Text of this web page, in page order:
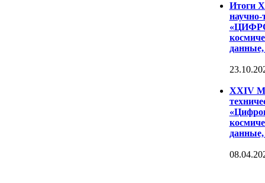
Итоги
научно-
данные,
XXIV
данные,